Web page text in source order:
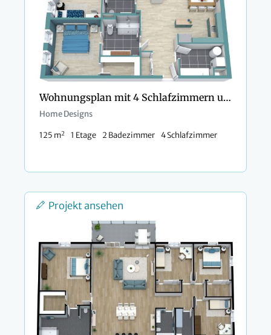
Wohnungsplan mit 4 Schlafzimmern und 2 Badezimmern
Home Designs
125 m2 1 Etage 2 Badezimmer 4 Schlafzimmer
Projekt ansehen